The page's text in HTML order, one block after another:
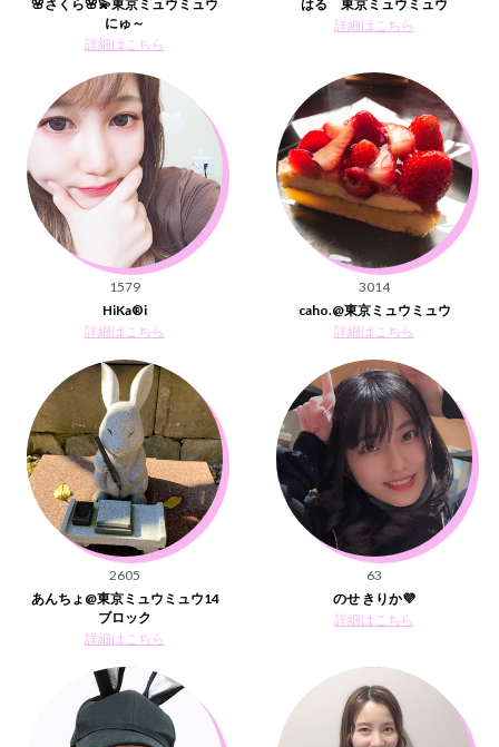
🌸さくら🌸💫東京ミュウミュウ
にゅ～
詳細はこちら
はる 東京ミュウミュウ
詳細はこちら
1579
HiKa®️i
詳細はこちら
3014
caho.@東京ミュウミュウ
詳細はこちら
2605
あんちょ@東京ミュウミュウ14
ブロック
詳細はこちら
63
のせ きりか💜
詳細はこちら